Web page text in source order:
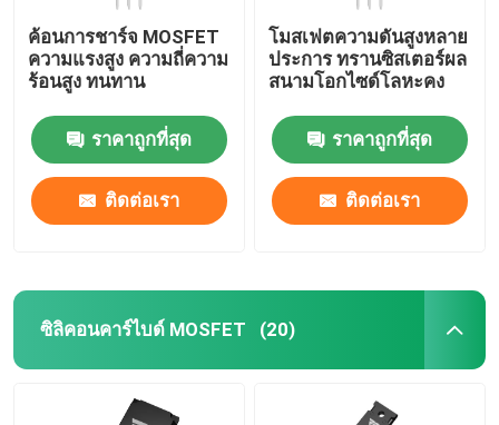
ค้อนการชาร์จ MOSFET
ความแรงสูง ความถี่ความ
ร้อนสูง ทนทาน
ราคาถูกที่สุด
ติดต่อเรา
โมสเฟตความดันสูงหลาย
ประการ ทรานซิสเตอร์ผล
สนามโอกไซด์โลหะคง
ราคาถูกที่สุด
ติดต่อเรา
ซิลิคอนคาร์ไบด์ MOSFET (20)